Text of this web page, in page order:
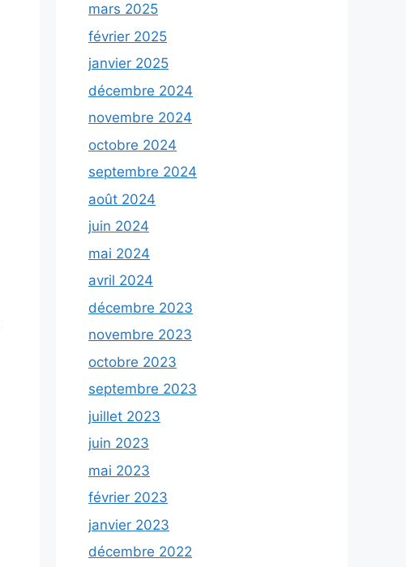
mars 2025
février 2025
janvier 2025
décembre 2024
novembre 2024
octobre 2024
septembre 2024
août 2024
juin 2024
mai 2024
avril 2024
décembre 2023
novembre 2023
octobre 2023
septembre 2023
juillet 2023
juin 2023
mai 2023
février 2023
janvier 2023
décembre 2022